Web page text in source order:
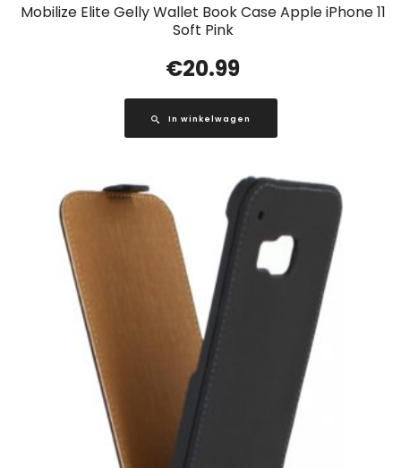
Mobilize Elite Gelly Wallet Book Case Apple iPhone 11
Soft Pink
€20.99
In winkelwagen